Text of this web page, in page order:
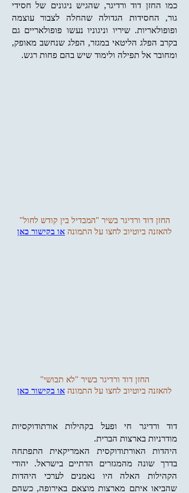
כמו החזן דוד ורדיגר, שהגיש ניגונים של חסידי
גור, החסידות הגדולה שהחלה לצבור עוצמה
ופופולאריות. שיריו וניגוניו נעשו פופולאריים גם
בקרב הפלג הליטאי במגזר, הפלג שנחשב מאופק,
ומחובר אל תפילה ולימוד שיש בהם פחות רגש.
החזן דוד ורדיגר בשיר "המבדיל בין קודש לחול"
להאזנה ביוטיוב לחצו על התמונה או בקישור כאן
החזן דוד ורדיגר בשיר "לא תבושי"
להאזנה ביוטיוב לחצו על התמונה או בקישור כאן
דוד ורדיגר חי ופעל בקהילות אורתודוקסיות
מודרניות בארצות הברית.
היהדות האורתודוקסית האמריקאית התפתחה
בדרך שונה מהמגזרים הדתיים בישראל. יהודי
הקהילות האלה היו נאמנים לערכי היהדות
שהביאו איתם מארצות מוצאם באירופה, כשהם